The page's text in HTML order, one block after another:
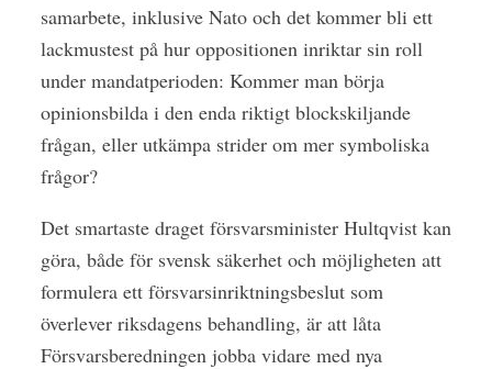
samarbete, inklusive Nato och det kommer bli ett
lackmustest på hur oppositionen inriktar sin roll
under mandatperioden: Kommer man börja
opinionsbilda i den enda riktigt blockskiljande
frågan, eller utkämpa strider om mer symboliska
frågor?
Det smartaste draget försvarsminister Hultqvist kan
göra, både för svensk säkerhet och möjligheten att
formulera ett försvarsinriktningsbeslut som
överlever riksdagens behandling, är att låta
Försvarsberedningen jobba vidare med nya